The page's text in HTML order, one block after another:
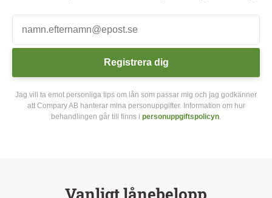
Registrera dig
Jag vill ta emot personliga tips om lån som passar mig och jag godkänner
att Compary AB hanterar mina personuppgifter. Information om hur
behandlingen går till finns i personuppgiftspolicyn
Vanligt lånebelopp